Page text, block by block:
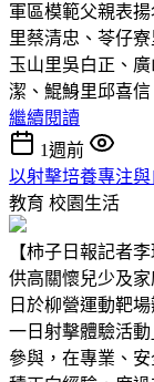
軍區模範父親表
里蔡清忠、苓仔
玉山里吳白正、
潔、鯤鯓里邱喜
繼續閱讀
1週前
以射擊培養專注
教育 校園生活
【柿子日報記者
供高關懷兒少及家
日於柳營運動靶
一日射擊體驗活
參與，在專業、